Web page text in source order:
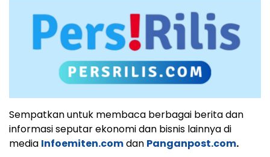
Sempatkan untuk membaca berbagai berita dan
informasi seputar ekonomi dan bisnis lainnya di
media Infoemiten.comdan Panganpost.com.